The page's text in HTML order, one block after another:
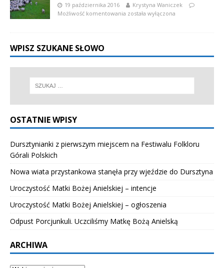
19 października 2016
Krystyna Waniczek
Możliwość komentowania została wyłączona
WPISZ SZUKANE SŁOWO
OSTATNIE WPISY
Dursztynianki z pierwszym miejscem na Festiwalu Folkloru
Górali Polskich
Nowa wiata przystankowa stanęła przy wjeździe do Dursztyna
Uroczystość Matki Bożej Anielskiej – intencje
Uroczystość Matki Bożej Anielskiej – ogłoszenia
Odpust Porcjunkuli. Uczciliśmy Matkę Bożą Anielską
ARCHIWA